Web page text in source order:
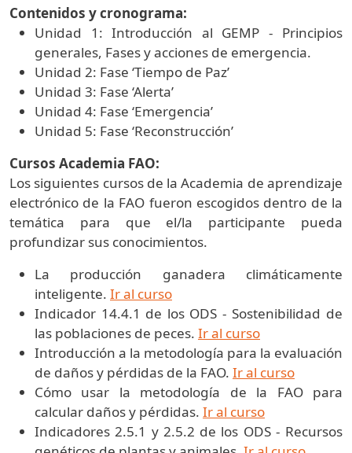
Contenidos y cronograma:
Unidad 1: Introducción al GEMP - Principios
generales, Fases y acciones de emergencia.
Unidad 2: Fase ‘Tiempo de Paz’
Unidad 3: Fase ‘Alerta’
Unidad 4: Fase ‘Emergencia’
Unidad 5: Fase ‘Reconstrucción’
Cursos Academia FAO:
Los siguientes cursos de la Academia de aprendizaje
electrónico de la FAO fueron escogidos dentro de la
temática para que el/la participante pueda
profundizar sus conocimientos.
La producción ganadera climáticamente
inteligente. Ir al curso
Indicador 14.4.1 de los ODS - Sostenibilidad de
las poblaciones de peces. Ir al curso
Introducción a la metodología para la evaluación
de daños y pérdidas de la FAO. Ir al curso
Cómo usar la metodología de la FAO para
calcular daños y pérdidas. Ir al curso
Indicadores 2.5.1 y 2.5.2 de los ODS - Recursos